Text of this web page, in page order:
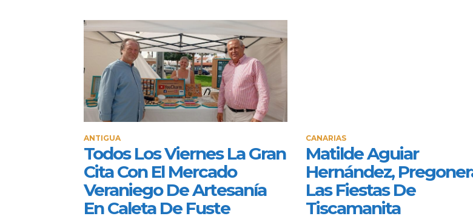
ANTIGUA
Todos Los Viernes La Gran
Cita Con El Mercado
Veraniego De Artesanía
En Caleta De Fuste
CANARIAS
Matilde Aguiar
Hernández,
Las Fiestas De
Tiscamanita